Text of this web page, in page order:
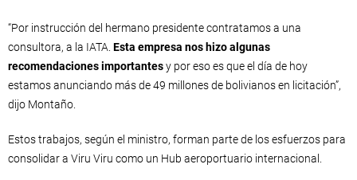
“Por instrucción del hermano presidente contratamos a una
consultora, a la IATA. Esta empresa nos hizo algunas
recomendaciones importantesy por eso es que el día de hoy
estamos anunciando más de 49 millones de bolivianos en licitación”,
dijo Montaño.
Estos trabajos, según el ministro, forman parte de los esfuerzos para
consolidar a Viru Viru como un Hub aeroportuario internacional.